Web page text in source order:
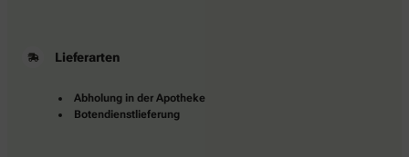
Lieferarten
Abholung in der Apotheke
Botendienstlieferung